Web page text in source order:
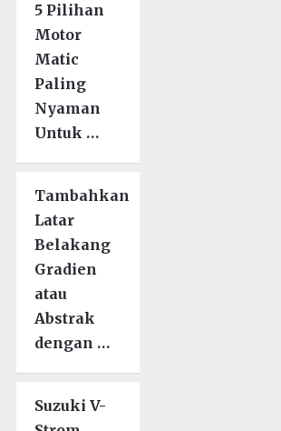
5 Pilihan
Motor
Matic
Paling
Nyaman
Untuk …
Tambahkan
Latar
Belakang
Gradien
atau
Abstrak
dengan …
Suzuki V-